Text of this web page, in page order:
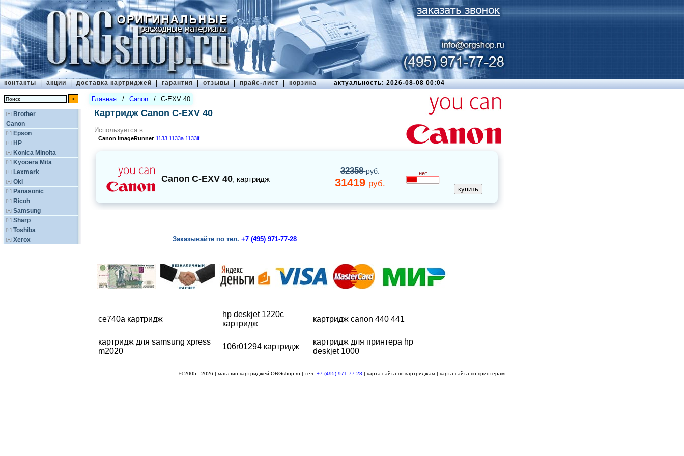
контакты | акции | доставка картриджей | гарантия | отзывы | прайс-лист | корзина актуальность: 2026-08-08 00:04
[+] Brother
Canon
[+] Epson
[+] HP
[+] Konica Minolta
[+] Kyocera Mita
[+] Lexmark
[+] Oki
[+] Panasonic
[+] Ricoh
[+] Samsung
[+] Sharp
[+] Toshiba
[+] Xerox
Главная / Canon / C-EXV 40
Картридж Canon C-EXV 40
Используется в:
Canon ImageRunner 1133 1133a 1133if
Canon C-EXV 40, картридж
32358руб.
31419 руб.
нет
Заказывайте по тел. +7 (495) 971-77-28
ce740a картридж
hp deskjet 1220c
картридж
картридж canon 440 441
картридж для samsung xpress
m2020
106r01294 картридж
картридж для принтера hp
deskjet 1000
© 2005 - 2026 | магазин картриджей ORGshop.ru | тел. +7 (495) 971-77-28 | карта сайта по картриджам | карта сайта по принтерам